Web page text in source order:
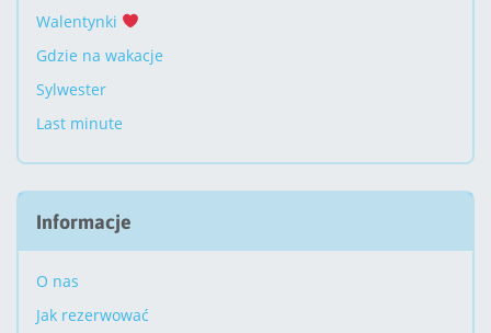
Walentynki
Gdzie na wakacje
Sylwester
Last minute
Informacje
O nas
Jak rezerwować